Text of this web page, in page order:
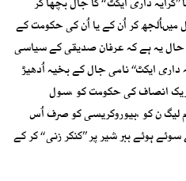
داری ایکٹ ‘‘ کا جال بچھا کر
کر اُن کے یا اُن کی حکومت کے
یہ ہے کہ عرفان صدیقی کے سیاسی
ایکٹ‘‘ نامی جال کے بخیہ اُدھیڑ
انصاف کی حکومت کو ،سول
ن کو ،بیوروکریسی کو صرف اُس
ہوئے ببر شیر پر ’’کنکر زنی ‘‘ کر کے